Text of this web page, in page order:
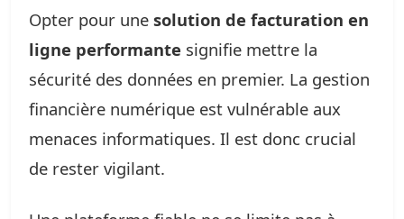
Opter pour une solution de facturation en
ligne performante signifie mettre la
sécurité des données en premier. La gestion
financière numérique est vulnérable aux
menaces informatiques. Il est donc crucial
de rester vigilant.